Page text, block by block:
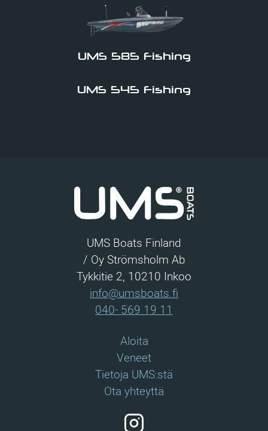
UMS 585 Fishing
UMS 545 Fishing
UMS Boats Finland
/ Oy Strömsholm Ab
Tykkitie 2, 10210 Inkoo
info@umsboats.fi
040- 569 19 11
Aloita
Veneet
Tietoja UMS:stä
Ota yhteyttä